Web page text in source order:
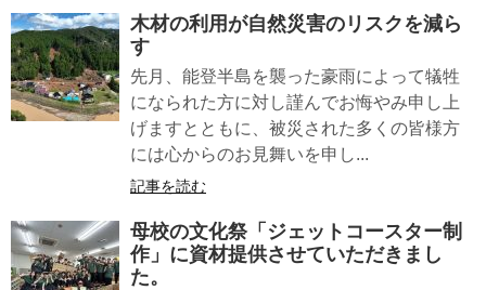
木材の利用が自然災害のリスクを減ら
す
先月、能登半島を襲った豪雨によって犠牲
になられた方に対し謹んでお悔やみ申し上
げますとともに、被災された多くの皆様方
には心からのお見舞いを申し...
記事を読む
母校の文化祭「ジェットコースター制
作」に資材提供させていただきまし
た。